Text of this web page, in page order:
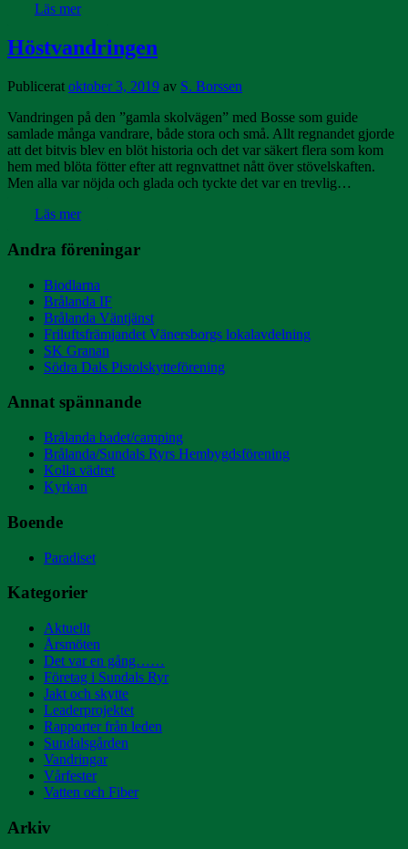
Läs mer
Höstvandringen
Publicerat oktober 3, 2019 av S. Borssen
Vandringen på den ”gamla skolvägen” med Bosse som guide
samlade många vandrare, både stora och små. Allt regnandet gjorde
att det bitvis blev en blöt historia och det var säkert flera som kom
hem med blöta fötter efter att regnvattnet nått över stövelskaften.
Men alla var nöjda och glada och tyckte det var en trevlig…
Läs mer
Andra föreningar
Biodlarna
Brålanda IF
Brålanda Väntjänst
Friluftsfrämjandet Vänersborgs lokalavdelning
SK Granan
Södra Dals Pistolskytteförening
Annat spännande
Brålanda badet/camping
Brålanda/Sundals Ryrs Hembygdsförening
Kolla vädret
Kyrkan
Boende
Paradiset
Kategorier
Aktuellt
Årsmöten
Det var en gång……
Företag i Sundals Ryr
Jakt och skytte
Leaderprojektet
Rapporter från leden
Sundalsgården
Vandringar
Vårfester
Vatten och Fiber
Arkiv